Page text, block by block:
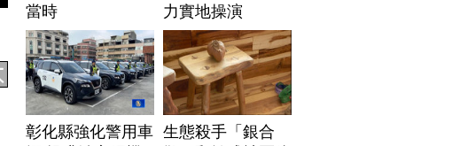
當時
力實地操演
彰化縣強化警用車 生態殺手「銀合